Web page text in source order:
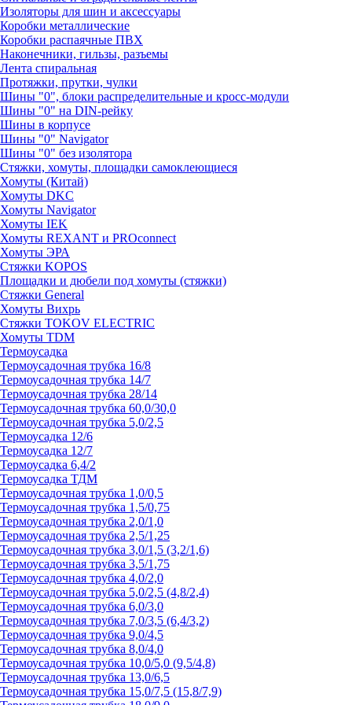
Изоляторы для шин и аксессуары
Коробки металлические
Коробки распаячные ПВХ
Наконечники, гильзы, разъемы
Лента спиральная
Протяжки, прутки, чулки
Шины "0", блоки распределительные и кросс-модули
Шины "0" на DIN-рейку
Шины в корпусе
Шины "0" Navigator
Шины "0" без изолятора
Стяжки, хомуты, площадки самоклеющиеся
Хомуты (Китай)
Хомуты DKC
Хомуты Navigator
Хомуты IEK
Хомуты REXANT и PROconnect
Хомуты ЭРА
Стяжки KOPOS
Площадки и дюбели под хомуты (стяжки)
Стяжки General
Хомуты Вихрь
Стяжки TOKOV ELECTRIC
Хомуты TDM
Термоусадка
Термоусадочная трубка 16/8
Термоусадочная трубка 14/7
Термоусадочная трубка 28/14
Термоусадочная трубка 60,0/30,0
Термоусадочная трубка 5,0/2,5
Термоусадка 12/6
Термоусадка 12/7
Термоусадка 6,4/2
Термоусадка ТДМ
Термоусадочная трубка 1,0/0,5
Термоусадочная трубка 1,5/0,75
Термоусадочная трубка 2,0/1,0
Термоусадочная трубка 2,5/1,25
Термоусадочная трубка 3,0/1,5 (3,2/1,6)
Термоусадочная трубка 3,5/1,75
Термоусадочная трубка 4,0/2,0
Термоусадочная трубка 5,0/2,5 (4,8/2,4)
Термоусадочная трубка 6,0/3,0
Термоусадочная трубка 7,0/3,5 (6,4/3,2)
Термоусадочная трубка 9,0/4,5
Термоусадочная трубка 8,0/4,0
Термоусадочная трубка 10,0/5,0 (9,5/4,8)
Термоусадочная трубка 13,0/6,5
Термоусадочная трубка 15,0/7,5 (15,8/7,9)